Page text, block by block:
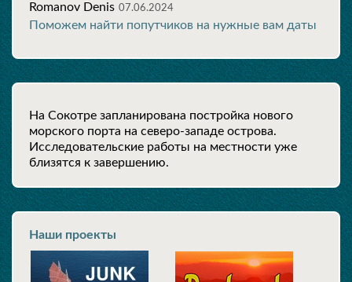
Romanov Denis 07.06.2024
Поможем найти попутчиков на нужные вам даты
На Сокотре запланирована постройка нового
морского порта на северо-западе острова.
Исследовательские работы на местности уже
близятся к завершению.
Наши проекты